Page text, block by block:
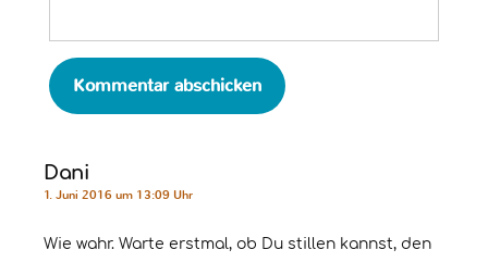
Dani
1. Juni 2016 um 13:09 Uhr
Wie wahr. Warte erstmal, ob Du stillen kannst, den